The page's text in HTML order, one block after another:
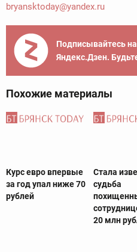
bryansktoday@yandex.ru
Подписывайтесь
Яндекс.Дзен.
Похожие материалы
Курс евро впервые
за год упал ниже 70
рублей
Стала
судьба
20 млн